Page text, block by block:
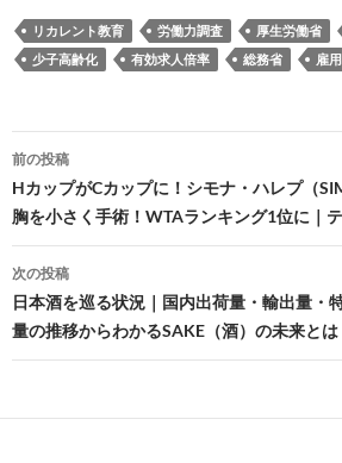
リカレント教育 労働力調査 厚生労働省
少子高齢化
有効求人倍率 総務省 雇
投
稿
ナ
ビ
ゲ
ー
前の投稿
HカップがCカップに！シモナ・ハレプ（
胸を小さく手術！WTAランキング1位に｜
次の投稿
日本酒を巡る状況｜国内出荷量・輸出量・
量の推移からわかるSAKE（酒）の未来とは